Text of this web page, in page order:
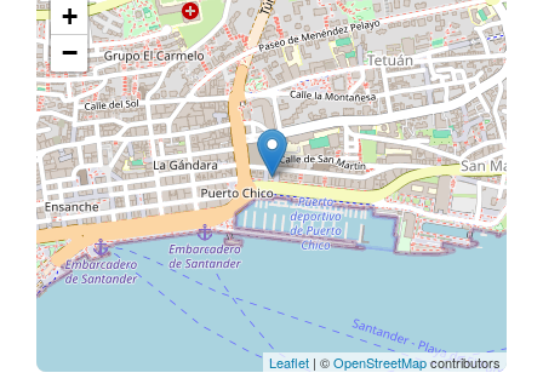
+
−
Leaflet | ©OpenStreetMapcontributors